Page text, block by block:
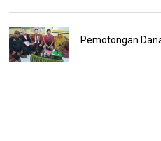
Pemotongan